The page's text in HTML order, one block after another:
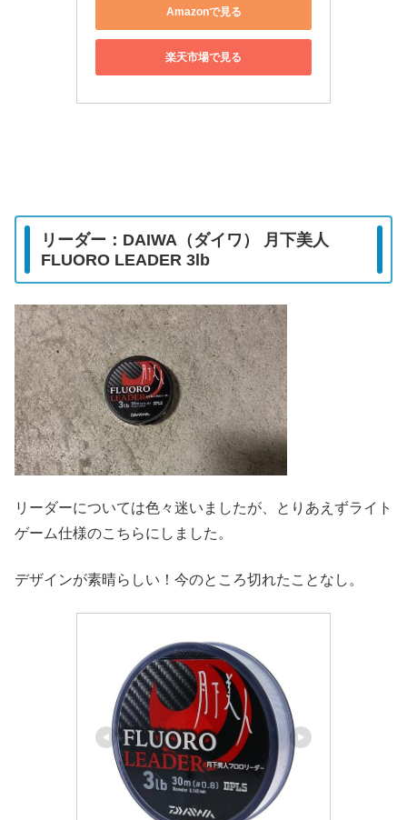
Amazonで見る
楽天市場で見る
リーダー：DAIWA（ダイワ） 月下美人
FLUORO LEADER 3lb
リーダーについては色々迷いましたが、とりあえずライト
ゲーム仕様のこちらにしました。
デザインが素晴らしい！今のところ切れたことなし。